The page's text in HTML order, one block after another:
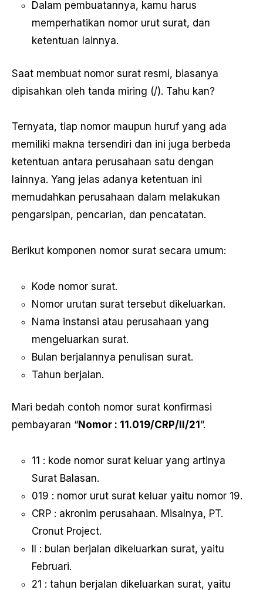
Dalam pembuatannya, kamu harus
memperhatikan nomor urut surat, dan
ketentuan lainnya.
Saat membuat nomor surat resmi, biasanya
dipisahkan oleh tanda miring (/). Tahu kan?
Ternyata, tiap nomor maupun huruf yang ada
memiliki makna tersendiri dan ini juga berbeda
ketentuan antara perusahaan satu dengan
lainnya. Yang jelas adanya ketentuan ini
memudahkan perusahaan dalam melakukan
pengarsipan, pencarian, dan pencatatan.
Berikut komponen nomor surat secara umum:
Kode nomor surat.
Nomor urutan surat tersebut dikeluarkan.
Nama instansi atau perusahaan yang
mengeluarkan surat.
Bulan berjalannya penulisan surat.
Tahun berjalan.
Mari bedah contoh nomor surat konfirmasi
pembayaran “Nomor : 11.019/CRP/II/21 ”.
11 : kode nomor surat keluar yang artinya
Surat Balasan.
019 : nomor urut surat keluar yaitu nomor 19.
CRP : akronim perusahaan. Misalnya, PT.
Cronut Project.
II : bulan berjalan dikeluarkan surat, yaitu
Februari.
21 : tahun berjalan dikeluarkan surat, yaitu